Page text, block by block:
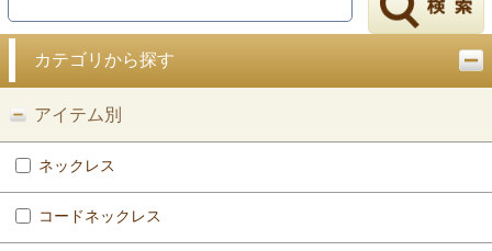
戻る
カテゴリから探す
アイテム別
ネックレス
コードネックレス